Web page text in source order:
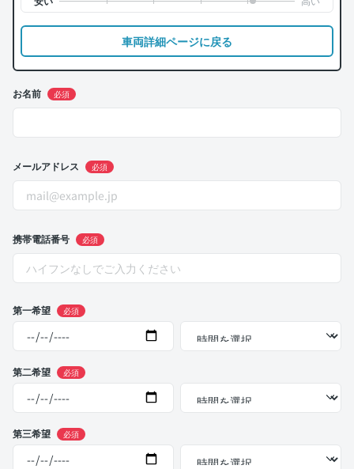
車両詳細ページに戻る
お名前 必須
メールアドレス 必須
携帯電話番号 必須
第一希望 必須
第二希望 必須
第三希望 必須